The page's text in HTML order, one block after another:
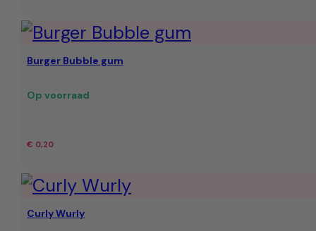
Burger Bubble gum
Op voorraad
€ 0,20
Curly Wurly